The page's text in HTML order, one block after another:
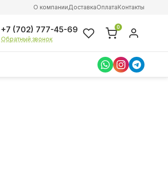
О компанииДоставкаОплатаКонтакты
+7 (702) 777-45-69
Обратный звонок
0